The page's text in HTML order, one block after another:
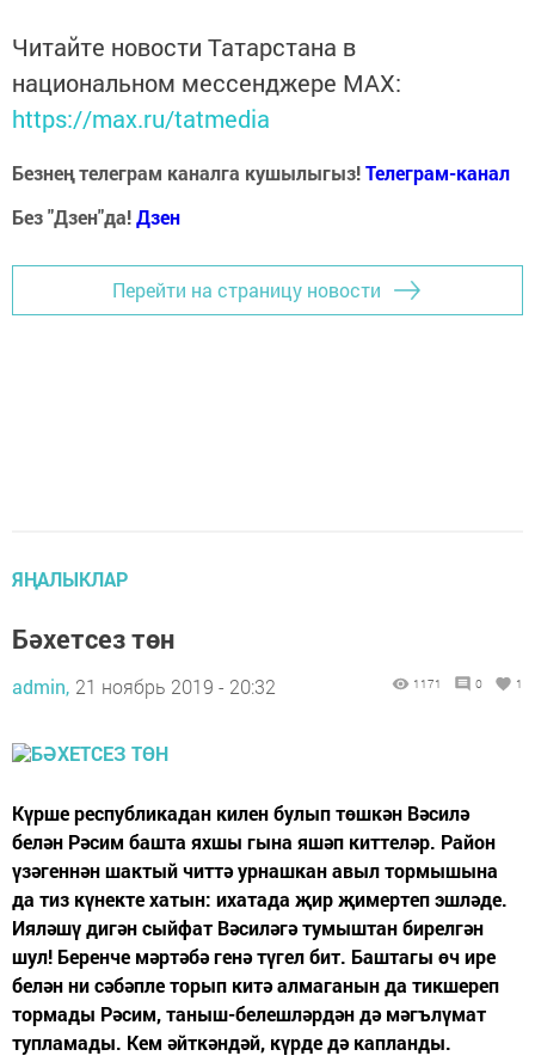
Читайте новости Татарстана в
национальном мессенджере MАХ:
https://max.ru/tatmedia
Безнең телеграм каналга кушылыгыз!Телеграм-канал
Без "Дзен"да!Дзен
Перейти на страницу новости
ЯҢАЛЫКЛАР
Бәхетсез төн
admin, 21 ноябрь 2019 - 20:32 1171 0 1
Күрше республикадан килен булып төшкән Вәсилә
белән Рәсим башта яхшы гына яшәп киттеләр. Район
үзәгеннән шактый читтә урнашкан авыл тормышына
да тиз күнекте хатын: ихатада җир җимертеп эшләде.
Ияләшү дигән сыйфат Вәсиләгә тумыштан бирелгән
шул! Беренче мәртәбә генә түгел бит. Баштагы өч ире
белән ни сәбәпле торып китә алмаганын да тикшереп
тормады Рәсим, таныш-белешләрдән дә мәгълүмат
тупламады. Кем әйткәндәй, күрде дә капланды.